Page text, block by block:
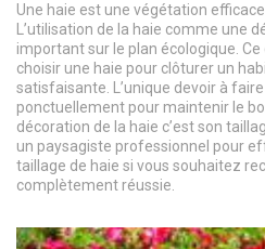
Une haie est une végétation
L’utilisation de la haie comme une
important sur le plan écologique.
choisir une haie pour clôturer un
satisfaisante. L’unique devoir à
ponctuellement pour maintenir le
décoration de la haie c’est son
un paysagiste professionnel pour
taillage de haie si vous souhaitez
complètement réussie.